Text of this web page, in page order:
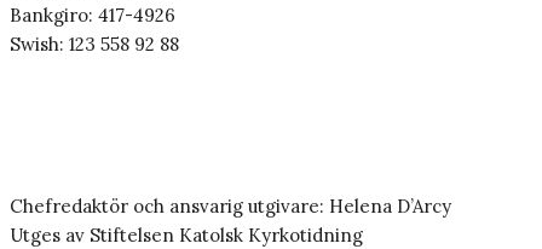
Bankgiro: 417-4926
Swish: 123 558 92 88
Chefredaktör och ansvarig utgivare: Helena D’Arcy
Utges av Stiftelsen Katolsk Kyrkotidning